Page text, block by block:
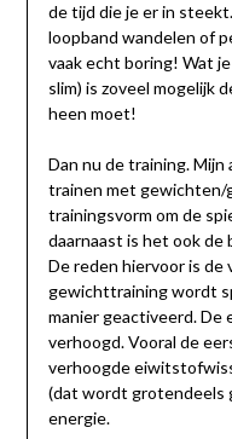
de tijd die je er in
loopband wandelen of
vaak echt boring! Wat
slim) is zoveel mogelijk
heen moet!
Dan nu de training. Mijn
trainen met gewichten/
trainingsvorm om de
daarnaast is het ook de
De reden hiervoor is
gewichttraining wordt
manier geactiveerd.
verhoogd. Vooral de
verhoogde
(dat wordt grotendeels
energie.